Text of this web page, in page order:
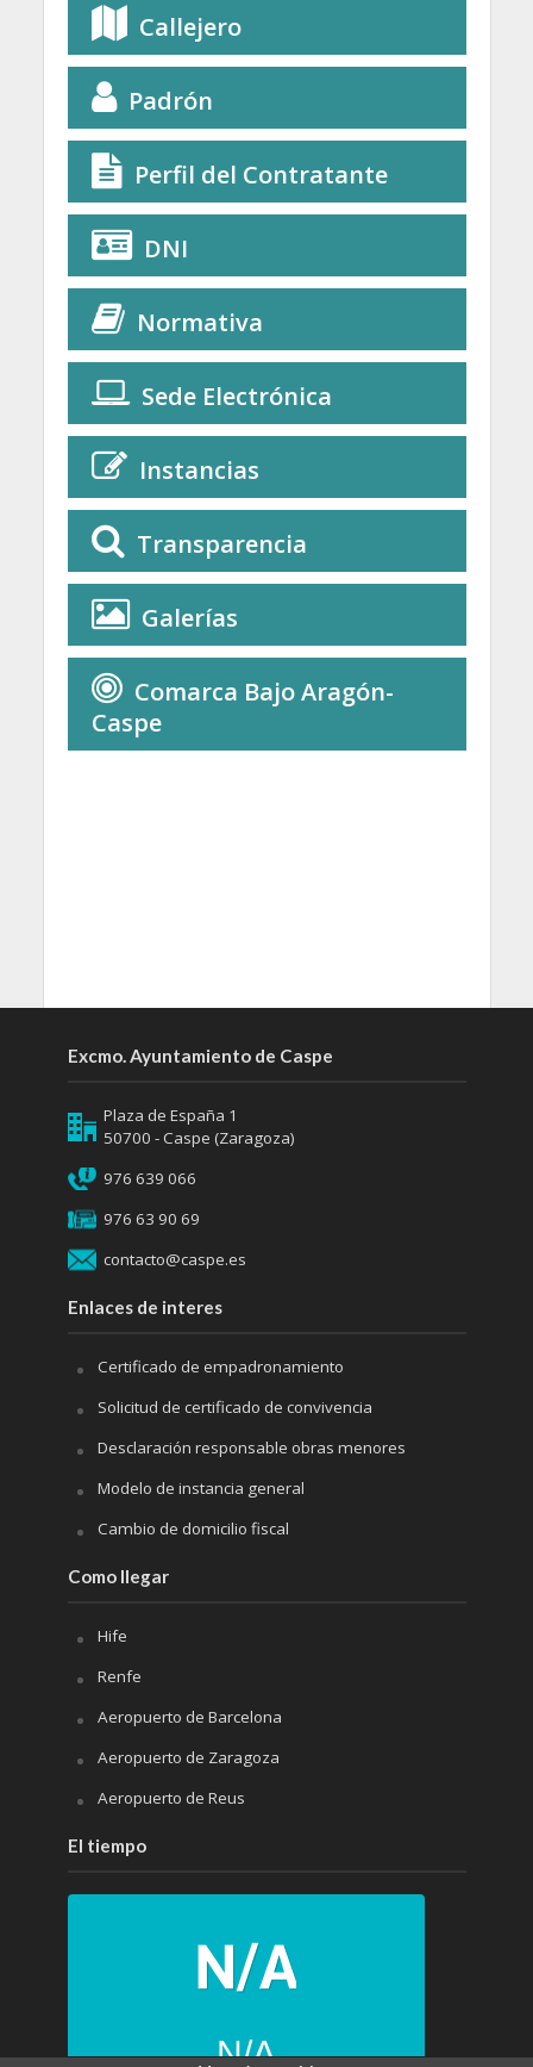
Callejero
Padrón
Perfil del Contratante
DNI
Normativa
Sede Electrónica
Instancias
Transparencia
Galerías
Comarca Bajo Aragón-
Caspe
Excmo. Ayuntamiento de Caspe
Plaza de España 1
50700 - Caspe (Zaragoza)
976 639 066
976 63 90 69
contacto@caspe.es
Enlaces de interes
Certificado de empadronamiento
Solicitud de certificado de convivencia
Desclaración responsable obras menores
Modelo de instancia general
Cambio de domicilio fiscal
Como llegar
Hife
Renfe
Aeropuerto de Barcelona
Aeropuerto de Zaragoza
Aeropuerto de Reus
El tiempo
N/A